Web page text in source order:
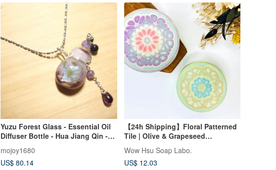
Yuzu Forest Glass - Essential Oil
Diffuser Bottle - Hua Jiang Qin -
Artistic Design
mojoy1680
US$ 80.14
【24h Shipping】Floral Patterned
Tile | Olive & Grapeseed
Nourishing Soap Graduation Gift
Teacher Appreciation Gift Box
Wow Hsu Soap Labo.
US$ 12.03